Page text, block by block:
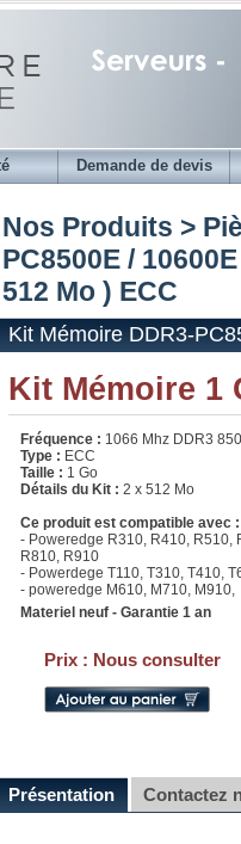
Demande de devis
Nos Produits >
PC8500E /
512 Mo ) ECC
Kit Mémoire DDR3-
Kit Mémoire 1
Fréquence : 1066 Mhz DDR3
Type : ECC
Taille : 1 Go
Détails du Kit : 2 x 512 Mo
Ce produit est compatible avec :
- Poweredge R310, R410, R510,
R810, R910
- Powerdege T110, T310, T410,
- poweredge M610, M710, M910,
Materiel neuf - Garantie 1 an
Prix : Nous consulter
Présentation Contactez